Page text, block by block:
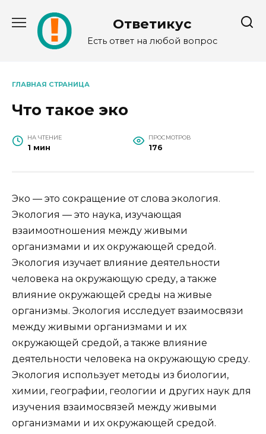
содержанию
Ответикус
Есть ответ на любой вопрос
ГЛАВНАЯ СТРАНИЦА
Что такое эко
НА ЧТЕНИЕ
1 мин
ПРОСМОТРОВ
176
Эко — это сокращение от слова экология.
Экология — это наука, изучающая
взаимоотношения между живыми
организмами и их окружающей средой.
Экология изучает влияние деятельности
человека на окружающую среду, а также
влияние окружающей среды на живые
организмы. Экология исследует взаимосвязи
между живыми организмами и их
окружающей средой, а также влияние
деятельности человека на окружающую среду.
Экология использует методы из биологии,
химии, географии, геологии и других наук для
изучения взаимосвязей между живыми
организмами и их окружающей средой.